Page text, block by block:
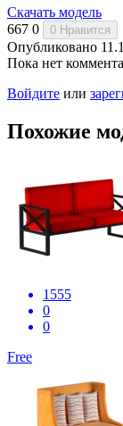
Скачать модель
667 0 0 Нравится
Опубликовано
Пока нет
Войдите или
Похожие
1555
0
0
Free